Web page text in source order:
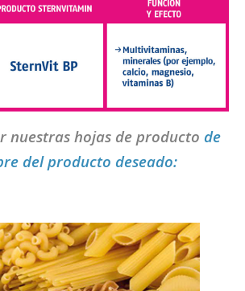
nuestras hojas de producto de
del producto deseado: